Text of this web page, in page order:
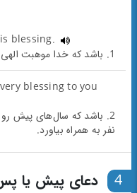
blessing.
1. باشد که خدا موهبت الهی‌اش را همچنان به ما عطا کند.
blessing to you
2. باشد که سال‌های پیش
نفر به همراه بیاورد.
4 دعای پیش یا